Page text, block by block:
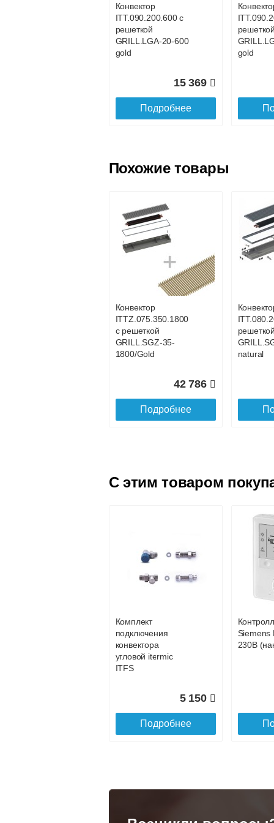
Доставка в регионы России.
Конвектор
ITT.090.200.600 с
решеткой
GRILL.LGA-20-600
gold
15 369
Подробнее
решеткой
gold
Конвектор
ITT.090.200.1100 с
GRILL.LGA-20-
23 313
Подробнее
Конвектор
1700
Похожие товары
Конвектор
ITTZ.075.350.1800
с решеткой
GRILL.SGZ-35-
1800/Gold
42 786
Подробнее
решеткой
natural
Конвектор
ITT.080.200.1200 с
решеткой
GRILL.SGA-20-
Подробнее
gold
Конвектор
C этим товаром
Комплект
подключения
конвектора
угловой itermic
ITFS
5 150
Подробнее
Siemens
230В